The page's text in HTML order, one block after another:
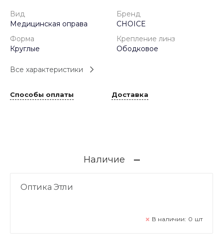
Вид
Медицинская оправа
Бренд
CHOICE
Форма
Круглые
Крепление линз
Ободковое
Все характеристики
Способы оплаты Доставка
Наличие
Оптика Этли
В наличии: 0 шт